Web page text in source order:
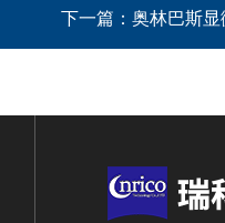
下一篇： 奥林巴斯显